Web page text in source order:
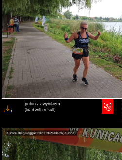
pobierz z wynikiem
(load with result)